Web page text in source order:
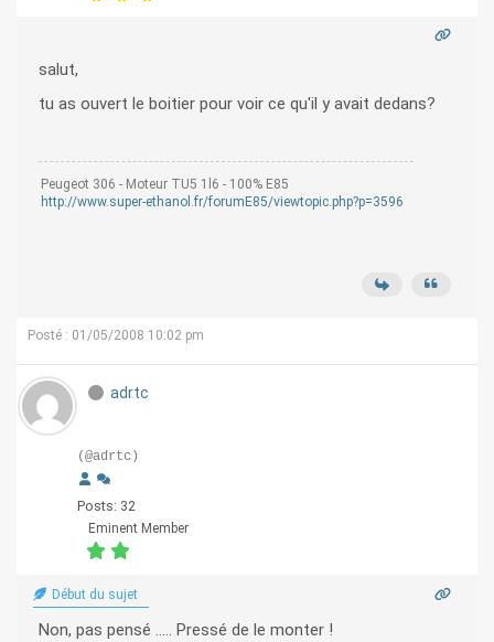
salut,
tu as ouvert le boitier pour voir ce qu'il y avait dedans?
Peugeot 306 - Moteur TU5 1l6 - 100% E85
http://www.super-ethanol.fr/forumE85/viewtopic.php?p=3596
Posté : 01/05/2008 10:02 pm
adrtc
(@adrtc)
Posts: 32
Eminent Member
Début du sujet
Non, pas pensé ..... Pressé de le monter !